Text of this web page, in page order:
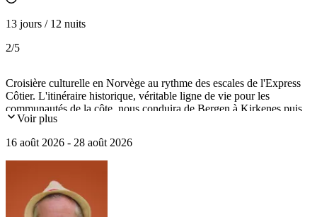
13 jours / 12 nuits
2/5
Croisière culturelle en Norvège au rythme des escales de l'Express
Côtier. L'itinéraire historique, véritable ligne de vie pour les
communautés de la côte, nous conduira de Bergen à Kirkenes puis
Trondheim, en passant par le Cap Nord, le Geirangerfjord inscrit au
Hammerfest, Tromsø la capitale arctique.
Voir plus
16 août 2026 - 28 août 2026